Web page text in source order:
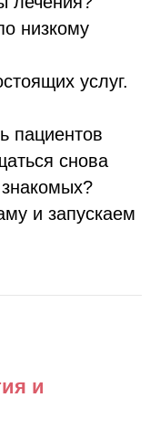
низкому
услуг.
пациентов
снова
и запускаем
и